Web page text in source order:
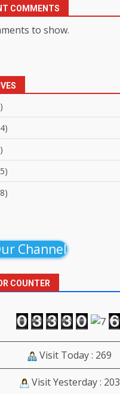
COMMENTS
to show.
Channel
COUNTER
Visit Today : 269
Visit Yesterday : 203